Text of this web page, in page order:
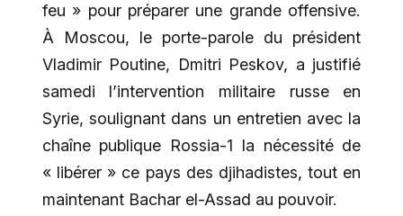
feu » pour préparer une grande offensive.
À Moscou, le porte-parole du président
Vladimir Poutine, Dmitri Peskov, a justifié
samedi l’intervention militaire russe en
Syrie, soulignant dans un entretien avec la
chaîne publique Rossia-1 la nécessité de
« libérer » ce pays des djihadistes, tout en
maintenant Bachar el-Assad au pouvoir.